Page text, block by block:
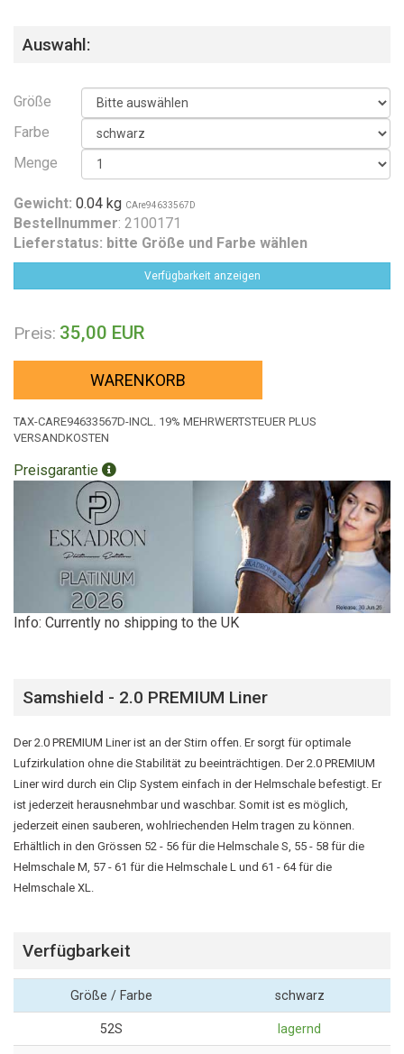
Auswahl:
Größe
Farbe
Menge
Gewicht: 0.04 kg CAre94633567D
Bestellnummer: 2100171
Lieferstatus: bitte Größe und Farbe wählen
Verfügbarkeit anzeigen
Preis: 35,00 EUR
WARENKORB
TAX-CARE94633567D-INCL. 19% MEHRWERTSTEUER PLUS
VERSANDKOSTEN
Preisgarantie
Info: Currently no shipping to the UK
Samshield - 2.0 PREMIUM Liner
Der 2.0 PREMIUM Liner ist an der Stirn offen. Er sorgt für optimale
Lufzirkulation ohne die Stabilität zu beeinträchtigen. Der 2.0 PREMIUM
Liner wird durch ein Clip System einfach in der Helmschale befestigt. Er
ist jederzeit herausnehmbar und waschbar. Somit ist es möglich,
jederzeit einen sauberen, wohlriechenden Helm tragen zu können.
Erhältlich in den Grössen 52 - 56 für die Helmschale S, 55 - 58 für die
Helmschale M, 57 - 61 für die Helmschale L und 61 - 64 für die
Helmschale XL.
Verfügbarkeit
Größe / Farbe schwarz
52S lagernd